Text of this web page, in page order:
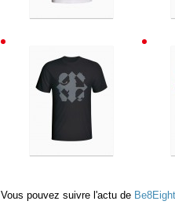
Vous pouvez suivre l'actu de